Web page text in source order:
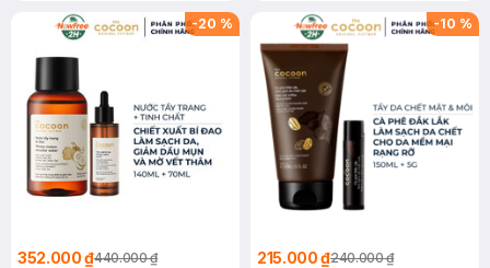
-20 %
352.000 ₫440.000 ₫
-10 %
215.000 ₫240.000 ₫